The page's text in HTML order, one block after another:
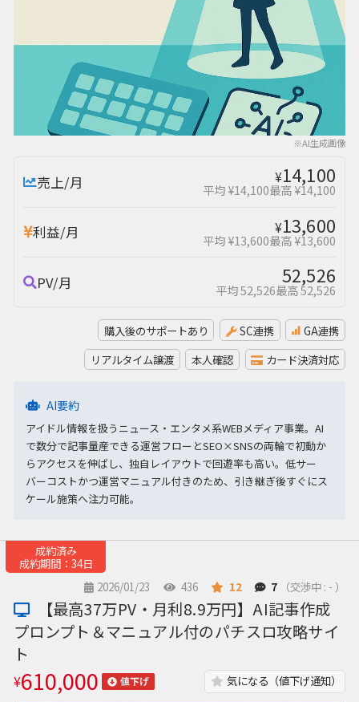
※AI生成画像
売上/月 ¥14,100
平均 ¥14,100最高 ¥14,100
利益/月 ¥13,600
平均 ¥13,600最高 ¥13,600
PV/月 52,526
平均 52,526最高 52,526
購入後のサポートあり SC連携
GA連携
リアルタイム譲渡
本人確認 カード決済対応
AI要約
アイドル情報を扱うニュース・エンタメ系WEBメディア事業。AI
で数分で記事量産できる運営フローとSEO×SNSの両輪で初動か
らアクセスを伸ばし、独自レイアウトで回遊率も高い。低サー
バーコストかつ運営マニュアル付きのため、引き継ぎ後すぐにス
ケール施策へ注力可能。
成約済み
成約期間：34日
2026/01/23
436 12 7 （交渉中 : - ）
【最高37万PV・月利8.9万円】AI記事作成
プロンプト＆マニュアル付のパチスロ攻略サイ
ト
¥610,000 値下げ 気になる（値下げ通知）